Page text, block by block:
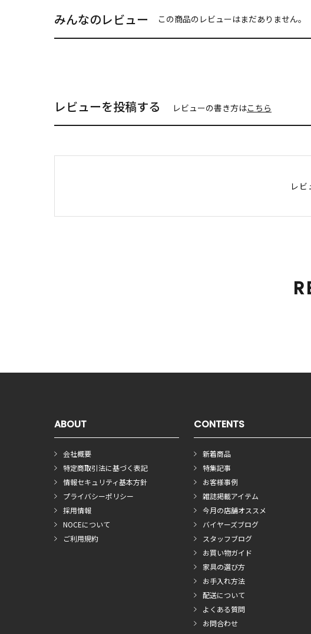
みんなのレビュー この商品のレビューはまだありません。
レビューを投稿する レビューの書き方はこちら
レ
ABOUT
会社概要
特定商取引法に基づく表記
情報セキュリティ基本方針
プライバシーポリシー
採用情報
NOCEについて
ご利用規約
CONTENTS
新着商品
特集記事
お客様事例
雑誌掲載アイテム
今月の店舗オススメ
バイヤーズブログ
スタッフブログ
お買い物ガイド
家具の選び方
お手入れ方法
配送について
よくある質問
お問合わせ